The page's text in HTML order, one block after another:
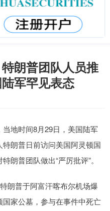
朗普团队人员推
军罕见表态
地时间8月29日，美国陆军
朗普日前访问美国阿灵顿国
朗普团队做出“严厉批评”。
普于阿富汗喀布尔机场爆
家公墓，参与在事件中死亡